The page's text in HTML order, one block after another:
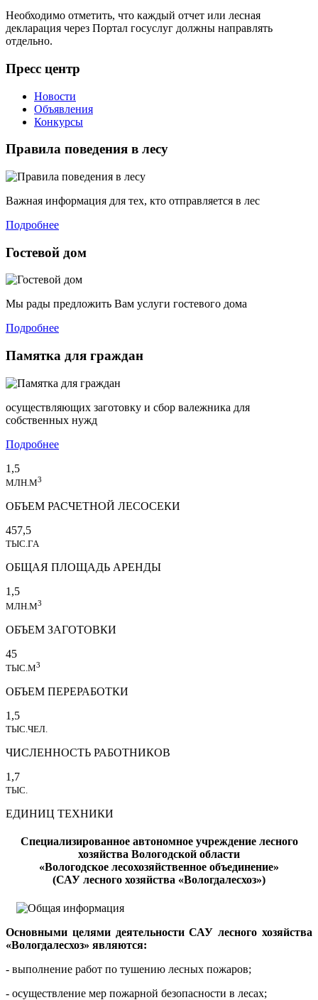
Необходимо отметить, что каждый отчет или лесная
декларация через Портал госуслуг должны направлять
отдельно.
Пресс центр
Новости
Объявления
Конкурсы
Правила поведения в лесу
Важная информация для тех, кто отправляется в лес
Подробнее
Гостевой дом
Мы рады предложить Вам услуги гостевого дома
Подробнее
Памятка для граждан
осуществляющих заготовку и сбор валежника для
собственных нужд
Подробнее
1,5
МЛН.М3
ОБЪЕМ РАСЧЕТНОЙ ЛЕСОСЕКИ
457,5
ТЫС.ГА
ОБЩАЯ ПЛОЩАДЬ АРЕНДЫ
1,5
МЛН.М3
ОБЪЕМ ЗАГОТОВКИ
45
ТЫС.М3
ОБЪЕМ ПЕРЕРАБОТКИ
1,5
ТЫС.ЧЕЛ.
ЧИСЛЕННОСТЬ РАБОТНИКОВ
1,7
ТЫС.
ЕДИНИЦ ТЕХНИКИ
Специализированное автономное учреждение лесного
хозяйства Вологодской области
«Вологодское лесохозяйственное объединение»
(САУ лесного хозяйства «Вологдалесхоз»)
Основными целями деятельности САУ лесного хозяйства
«Вологдалесхоз» являются:
- выполнение работ по тушению лесных пожаров;
- осуществление мер пожарной безопасности в лесах;